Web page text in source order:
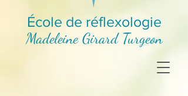
École de réflexologie
Madeleine Girard Turgeon